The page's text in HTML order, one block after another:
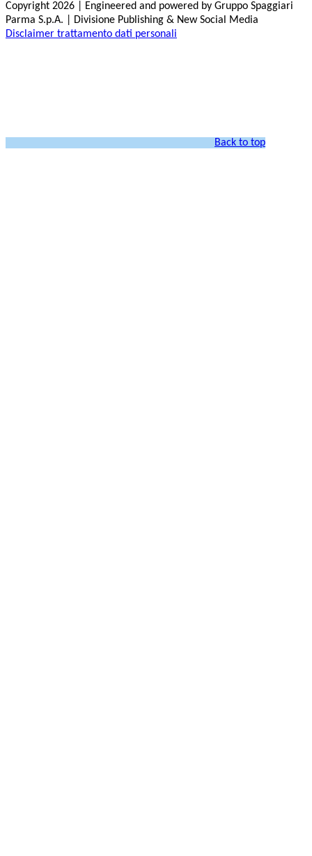
Copyright 2026 | Engineered and powered by Gruppo Spaggiari
Parma S.p.A. | Divisione Publishing & New Social Media
Disclaimer trattamento dati personali
Back to top